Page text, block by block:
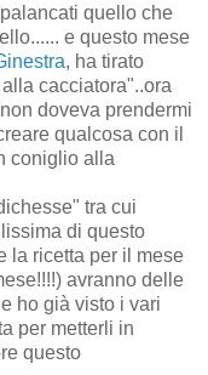
quello che
e questo mese
, ha tirato
cacciatora"..ora
doveva prendermi
qualcosa con il
coniglio alla
tra cui
di questo
la ricetta per il mese
avranno delle
ho già visto i vari
per metterli in
questo